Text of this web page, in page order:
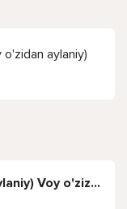
o'zidan aylaniy)
DUMBA 2 (Hoy o'zizidan aylaniy) Voy o'zizdan o'rgiliy